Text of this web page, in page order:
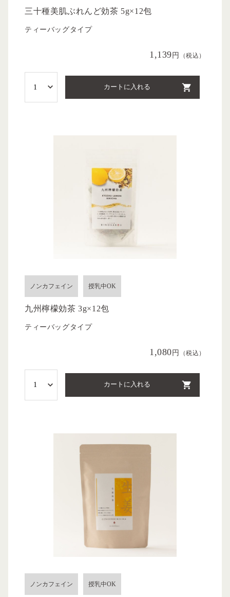
三十種美肌ぶれんど効茶 5g×12包
ティーバッグタイプ
1,139円 （税込）
カートに入れる
ノンカフェイン 授乳中OK
九州檸檬効茶 3g×12包
ティーバッグタイプ
1,080 円 （税込）
カートに入れる
ノンカフェイン 授乳中OK